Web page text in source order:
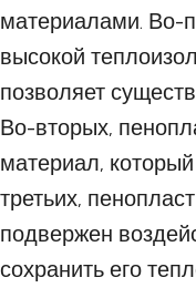
материалами. Во-
высокой
позволяет
Во-вторых,
материал,
третьих,
подвержен
сохранить его